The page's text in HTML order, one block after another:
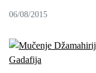
06/08/2015